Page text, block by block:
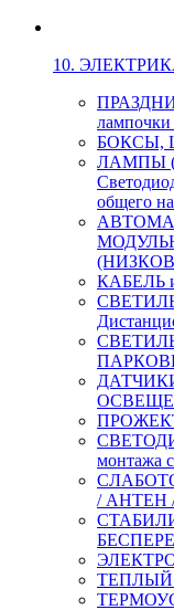
10.
лампочки
БОКСЫ,
ЛАМПЫ
общего
КАБЕЛЬ
монтажа
/ АНТЕН